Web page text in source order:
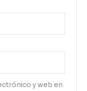
y web en